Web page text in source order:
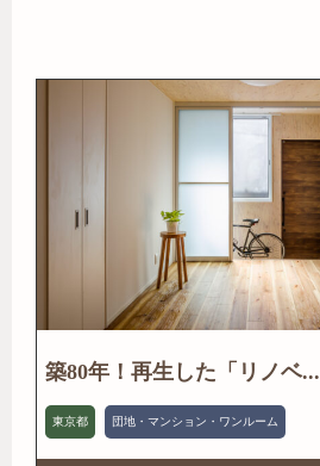
築80年！再生した「リノベ...
東京都 団地・マンション・ワンルーム